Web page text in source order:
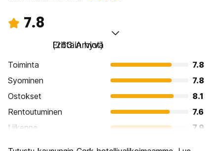
7.8
Erittäin hyvä
(263 Arviot)
Toiminta
7.8
Syominen
7.8
Ostokset
8.1
Rentoutuminen
7.6
Liikenne
7.9